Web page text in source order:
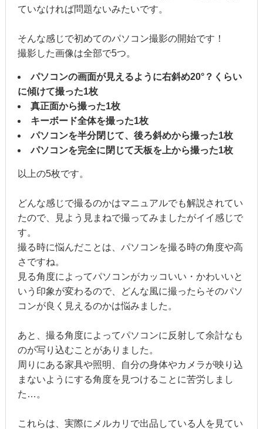
ていなければ問題ないみたいです。
そんな感じで初めてのパソコン撮影の開始です！
撮影した画像は全部で5つ。
パソコンの画面が見えるように右斜め20°？くらい
に傾けて撮った1枚
真正面から撮った1枚
キーボード全体を撮った1枚
パソコンを半分閉じて、後ろ斜めから撮った1枚
パソコンを完全に閉じて天板を上から撮った1枚
以上の5枚です。
どんな感じで撮るのかはマニュアルでも解説されてい
たので、見よう見まねで撮ってみましたがイイ感じで
す。
撮る時に悩んだことは、パソコンを撮る時の角度や高
さですね。
見る角度によってパソコンがカッコいい・かわいいと
いう印象が変わるので、どんな風に撮ったらそのパソ
コンが良く見えるのかは悩みました。
あと、撮る角度によってパソコンに反射して余計なも
のが写り込むことがありました。
周りにある家具や照明、自分の身体やカメラが映り込
まないようにする角度を見つけることに苦労しまし
た…。
これらは、実際にメルカリで出品している人を見てい